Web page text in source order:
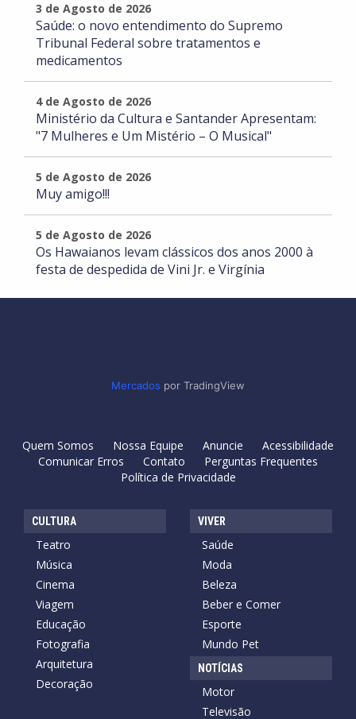
3 de Agosto de 2026
Saúde: o novo entendimento do Supremo
Tribunal Federal sobre tratamentos e
medicamentos
4 de Agosto de 2026
Ministério da Cultura e Santander Apresentam:
"7 Mulheres e Um Mistério – O Musical"
5 de Agosto de 2026
Muy amigo!!!
5 de Agosto de 2026
Os Hawaianos levam clássicos dos anos 2000 à
festa de despedida de Vini Jr. e Virgínia
Mercados por TradingView
Quem Somos Nossa Equipe Anuncie
Acessibilidade
Comunicar Erros
Contato
Perguntas Frequentes
Política de Privacidade
CULTURA
Teatro
Música
Cinema
Viagem
Educação
Fotografia
Arquitetura
Decoração
VIVER
Saúde
Moda
Beleza
Beber e Comer
Esporte
Mundo Pet
NOTÍCIAS
Motor
Televisão